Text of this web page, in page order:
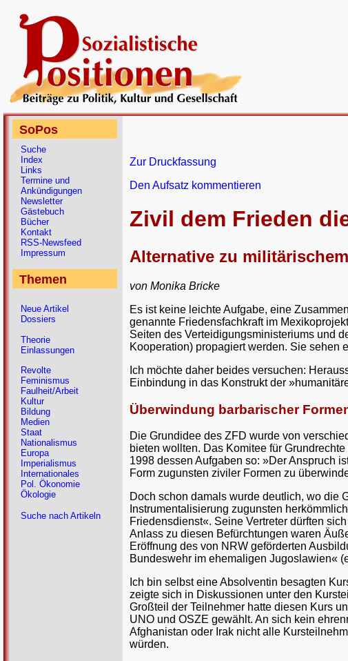
Zur Druckfassung
Den Aufsatz kommentieren
Zivil dem Frieden
Alternative zu
von Monika Bricke
Es ist keine leichte Aufgabe, eine
genannte Friedensfachkraft im
Seiten des Verteidigungsministeriums und
Kooperation) propagiert werden. Sie sehen
Ich möchte daher beides versuchen:
Einbindung in das Konstrukt der
Überwindung barbarischer
Die Grundidee des ZFD wurde von
bieten wollten. Das Komitee für
1998 dessen Aufgaben so: »Der Anspruch
Form zugunsten ziviler Formen zu
Doch schon damals wurde deutlich, wo die
Instrumentalisierung zugunsten
Friedensdienst«. Seine Vertreter dürften
Anlass zu diesen Befürchtungen waren
Eröffnung des von NRW geförderten
Bundeswehr im ehemaligen Jugoslawien«
Ich bin selbst eine Absolventin besagten
zeigte sich in Diskussionen unter den
Großteil der Teilnehmer hatte diesen Kurs
UNO und OSZE gewählt. An sich kein
Afghanistan oder Irak nicht alle
würden.
SoPos
Suche
Index
Links
Termine und
Ankündigungen
Newsletter
Gästebuch
Bücher
Kontakt
RSS-Newsfeed
Impressum
Themen
Neue Artikel
Dossiers
Theorie
Einlassungen
Revolte
Feminismus
Faulheit/Arbeit
Kultur
Bildung
Medien
Staat
Nationalismus
Europa
Imperialismus
Internationales
Pol. Ökonomie
Ökologie
Suche nach Artikeln